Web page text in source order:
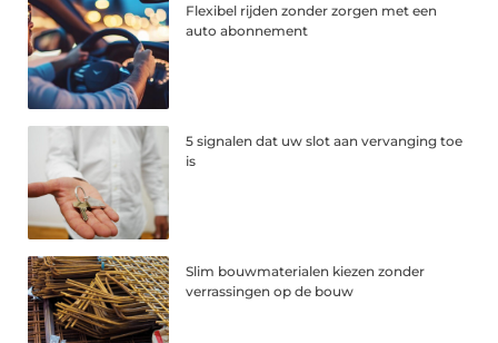
Flexibel rijden zonder zorgen met een
auto abonnement
5 signalen dat uw slot aan vervanging toe
is
Slim bouwmaterialen kiezen zonder
verrassingen op de bouw